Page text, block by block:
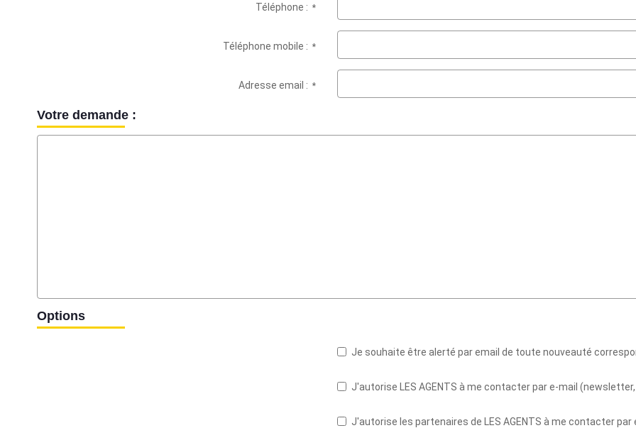
Téléphone :*
Téléphone mobile :*
Adresse email :*
Votre demande :
Options
Je souhaite être alerté par email de toute nouveauté
J'autorise LES AGENTS à me contacter par e-mail
J'autorise les partenaires de LES AGENTS à me contacter par